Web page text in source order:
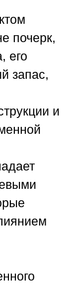
почерк,
его
запас,
и